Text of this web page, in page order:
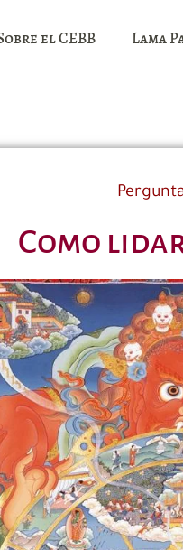
el CEBB Lama
Como lidar